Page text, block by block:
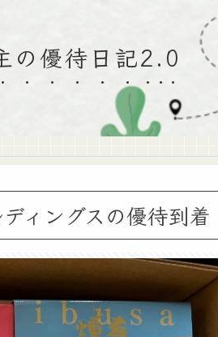
の優待日記2.0
ィングスの優待到着